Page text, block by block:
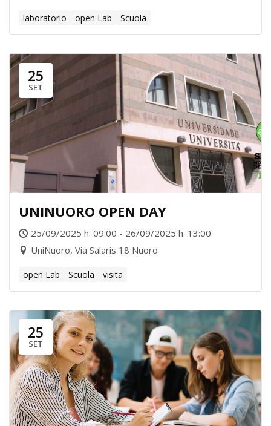
laboratorio open Lab Scuola
25
SET
UNINUORO OPEN DAY
25/09/2025 h. 09:00 - 26/09/2025 h. 13:00
UniNuoro, Via Salaris 18 Nuoro
open Lab Scuola visita
25
SET